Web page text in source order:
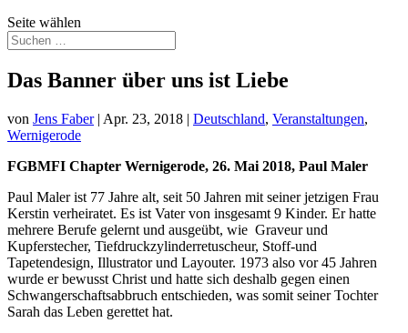
Seite wählen
Das Banner über uns ist Liebe
von Jens Faber| Apr. 23, 2018 | Deutschland, Veranstaltungen,
Wernigerode
FGBMFI Chapter Wernigerode, 26. Mai 2018, Paul Maler
Paul Maler ist 77 Jahre alt, seit 50 Jahren mit seiner jetzigen Frau
Kerstin verheiratet. Es ist Vater von insgesamt 9 Kinder. Er hatte
mehrere Berufe gelernt und ausgeübt, wie Graveur und
Kupferstecher, Tiefdruckzylinderretuscheur, Stoff-und
Tapetendesign, Illustrator und Layouter. 1973 also vor 45 Jahren
wurde er bewusst Christ und hatte sich deshalb gegen einen
Schwangerschaftsabbruch entschieden, was somit seiner Tochter
Sarah das Leben gerettet hat.